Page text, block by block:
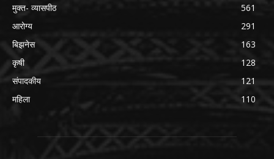
मुक्त- व्यासपीठ
561
आरोग्य
291
बिझनेस
163
कृषी
128
संपादकीय
121
महिला
110